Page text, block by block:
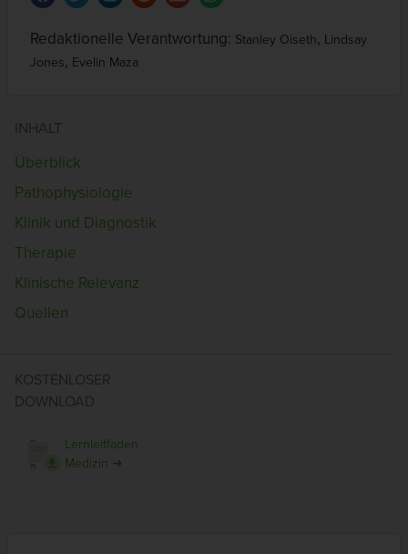
Redaktionelle Verantwortung: Stanley Oiseth, Lindsay
Jones, Evelin Maza
INHALT
Überblick
Pathophysiologie
Klinik und Diagnostik
Therapie
Klinische Relevanz
Quellen
KOSTENLOSER
DOWNLOAD
Lernleitfaden
Medizin ➜